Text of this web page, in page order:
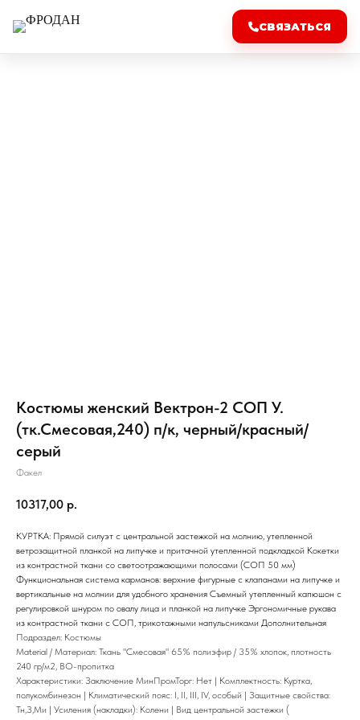
СВЯЗАТЬСЯ
Костюмы женский Вектрон-2 СОП У.
(тк.Смесовая,240) п/к, черный/красный/
серый
Факел
10317,00 р.
КУРТКА: Прямой силуэт с центральной застежкой на молнию, утепленной
ветрозащитной планкой на липучке и притачной утепленной подкладкой Кокетки
из контрастной ткани со светоотражающими полосами (СОП 50 мм)
Функциональная система карманов: верхние фигурные с клапанами на липучке и
вертикальные на молнии для удобного хранения Съемный утепленный капюшон с
регулировкой шнуром по овалу лица и планкой на липучке Эргономичные рукава
из контрастной ткани с СОП, трикотажными напульсниками Дополнительная
Подраздел: Костюмы
Material / Материал: Ткань "Смесовая" 65% полиэфир / 35% хлопок, плотность
240 гр/м2, ВО-пропитка
Характеристики: Заключение МинПромТорг: Нет | Комплектность: Куртка,
полукомбинезон | Климатический пояс: I, II, III, IV, особый | Защитные свойства:
Тн,З,Ми | Усиления (накладки): Колени | Вид центральной застежки (